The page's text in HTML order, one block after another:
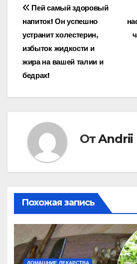
Навигация
по
записям
Пей самый здоровый
напиток! Он успешно
устранит холестерин,
избыток жидкости и
жира на вашей талии и
бедрах!
ОтAndrii
Похожая запись
ДОМАШНИЕ ЛЕКАРСТВА